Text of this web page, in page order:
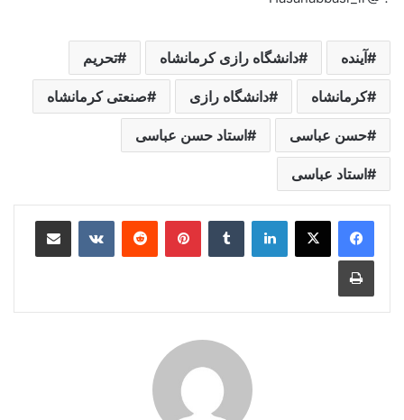
آینده دانشگاه رازی کرمانشاه تحریم
کرمانشاه دانشگاه رازی صنعتی کرمانشاه
حسن عباسی استاد حسن عباسی
استاد عباسی
لینکدین ‫تامبلر ‫پین‌ترست‫رددیت ‫VKontakteاشتراک گذاری از طریق ایمیل
چاپ